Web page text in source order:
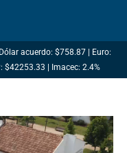
acuerdo: $758.87 | Euro:
$42253.33 | Imacec: 2.4%